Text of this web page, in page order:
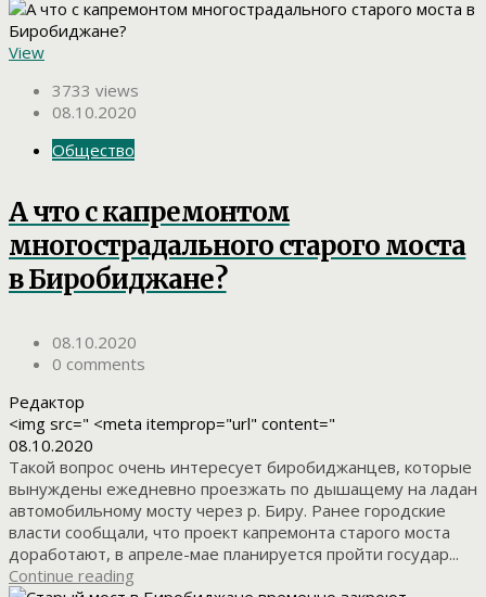
View
3733 views
08.10.2020
Общество
А что с капремонтом
многострадального старого моста
в Биробиджане?
08.10.2020
0 comments
Редактор
<img src=" <meta itemprop="url" content="
08.10.2020
Такой вопрос очень интересует биробиджанцев, которые
вынуждены ежедневно проезжать по дышащему на ладан
автомобильному мосту через р. Биру. Ранее городские
власти сообщали, что проект капремонта старого моста
доработают, в апреле-мае планируется пройти государ...
Continue reading